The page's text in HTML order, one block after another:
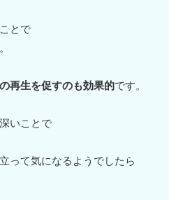
とで
再生を促すのも効果的です。
いことで
って気になるようでしたら